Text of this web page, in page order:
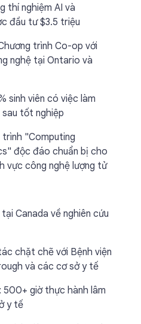
thí nghiệm AI và
đầu tư $3.5 triệu
trình Co-op với
nghệ tại Ontario và
sinh viên có việc làm
sau tốt nghiệp
"Computing
độc đáo chuẩn bị cho
vực công nghệ lượng tử
Canada về nghiên cứu
chặt chẽ với Bệnh viện
và các cơ sở y tế
500+ giờ thực hành lâm
y tế